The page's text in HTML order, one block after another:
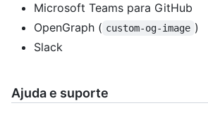
Microsoft Teams para GitHub
OpenGraph ( custom-og-image )
Slack
Ajuda e suporte